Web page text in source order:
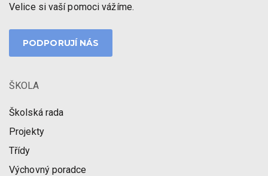
Velice si vaší pomoci vážíme.
PODPORUJÍ NÁS
ŠKOLA
Školská rada
Projekty
Třídy
Výchovný poradce